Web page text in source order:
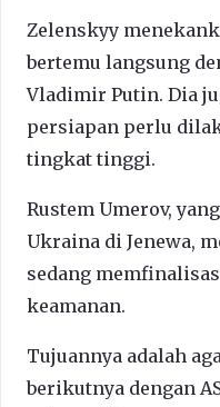
Zelenskyy
bertemu langsung
Vladimir Putin. Dia
persiapan perlu
tingkat tinggi.
Rustem Umerov,
Ukraina di Jenewa,
sedang
keamanan.
Tujuannya adalah
berikutnya dengan